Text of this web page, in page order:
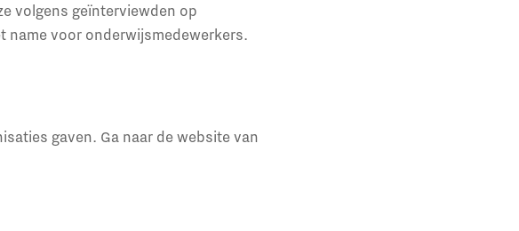
volgens geïnterviewden op
name voor onderwijsmedewerkers.
gaven. Ga naar de website van